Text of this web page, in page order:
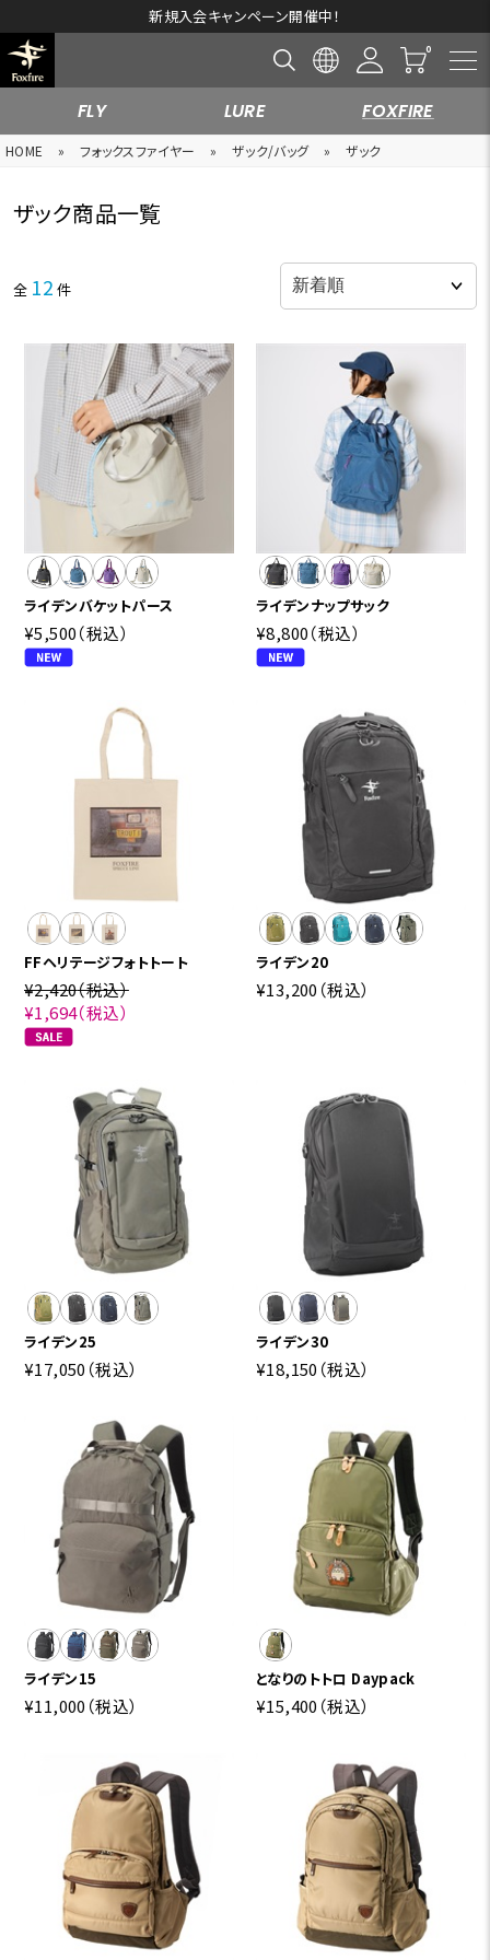
新規入会キャンペーン開催中！
FLY LURE FOXFIRE
HOME » フォックスファイヤー » ザック/バッグ » ザック
ザック商品一覧
全 12 件
ライデンバケットパース
¥5,500（税込）
ライデンナップサック
¥8,800（税込）
FFヘリテージフォトトート
¥2,420（税込）
¥1,694（税込）
ライデン20
¥13,200 （税込）
ライデン25
¥17,050 （税込）
ライデン30
¥18,150 （税込）
ライデン15
¥11,000 （税込）
となりのトトロ Daypack
¥15,400 （税込）